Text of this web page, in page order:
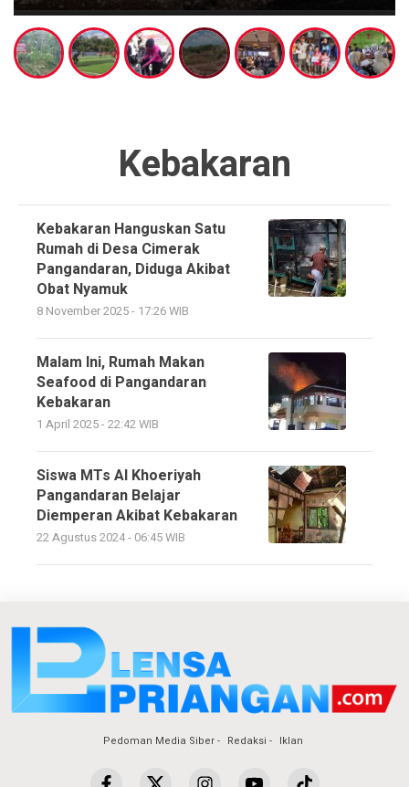
Kebakaran
Kebakaran Hanguskan Satu
Rumah di Desa Cimerak
Pangandaran, Diduga Akibat
Obat Nyamuk
8 November 2025 - 17:26 WIB
Malam Ini, Rumah Makan
Seafood di Pangandaran
Kebakaran
1 April 2025 - 22:42 WIB
Siswa MTs Al Khoeriyah
Pangandaran Belajar
Diemperan Akibat Kebakaran
22 Agustus 2024 - 06:45 WIB
Pedoman Media Siber Redaksi Iklan